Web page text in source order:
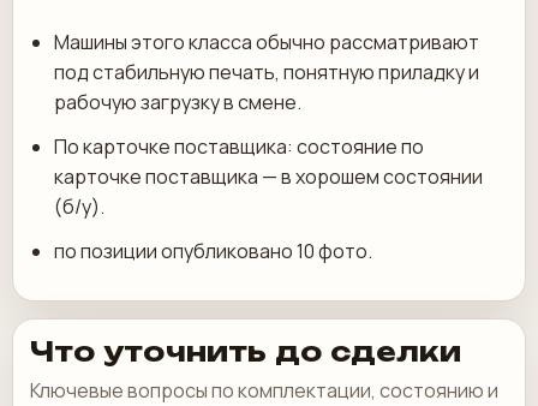
Машины этого класса обычно рассматривают
под стабильную печать, понятную приладку и
рабочую загрузку в смене.
По карточке поставщика: состояние по
карточке поставщика — в хорошем состоянии
(б/у).
по позиции опубликовано 10 фото.
Что уточнить до сделки
Ключевые вопросы по комплектации, состоянию и